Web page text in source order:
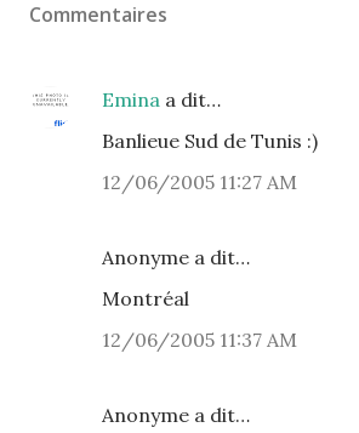
Commentaires
Emina a dit…
Banlieue Sud de Tunis :)
12/06/2005 11:27 AM
Anonyme a dit…
Montréal
12/06/2005 11:37 AM
Anonyme a dit…